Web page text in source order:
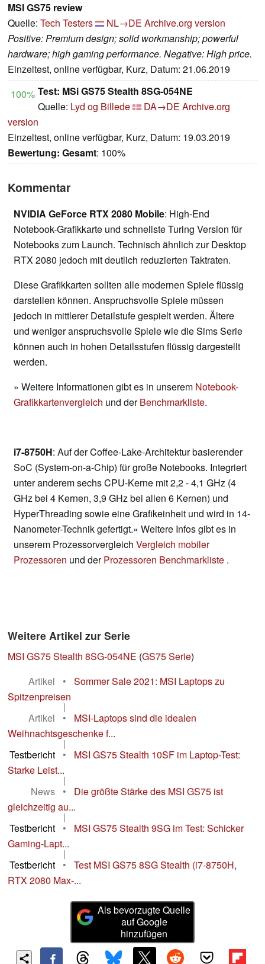
MSI GS75 review
Quelle: Tech Testers NL→DE Archive.org version
Positive: Premium design; solid workmanship; powerful
hardware; high gaming performance. Negative: High price.
Einzeltest, online verfügbar, Kurz, Datum: 21.06.2019
100% Test: MSi GS75 Stealth 8SG-054NE
Quelle: Lyd og Billede DA→DE Archive.org
version
Einzeltest, online verfügbar, Kurz, Datum: 19.03.2019
Bewertung: Gesamt: 100%
Kommentar
NVIDIA GeForce RTX 2080 Mobile: High-End
Notebook-Grafikkarte und schnellste Turing Version für
Notebooks zum Launch. Technisch ähnlich zur Desktop
RTX 2080 jedoch mit deutlich reduzierten Taktraten.
Diese Grafikkarten sollten alle modernen Spiele flüssig
darstellen können. Anspruchsvolle Spiele müssen
jedoch in mittlerer Detailstufe gespielt werden. Ältere
und weniger anspruchsvolle Spiele wie die Sims Serie
können auch in hohen Detailsstufen flüssig dargestellt
werden.
» Weitere Informationen gibt es in unserem Notebook-
Grafikkartenvergleich und derBenchmarkliste.
i7-8750H: Auf der Coffee-Lake-Architektur basierender
SoC (System-on-a-Chip) für große Notebooks. Integriert
unter anderem sechs CPU-Kerne mit 2,2 - 4,1 GHz (4
GHz bei 4 Kernen, 3,9 GHz bei allen 6 Kernen) und
HyperThreading sowie eine Grafikeinheit und wird in 14-
Nanometer-Technik gefertigt.» Weitere Infos gibt es in
unserem Prozessorvergleich Vergleich mobiler
Prozessoren und derProzessoren Benchmarkliste .
Weitere Artikel zur Serie
MSI GS75 Stealth 8SG-054NE (GS75 Serie)
Artikel
•
Sommer Sale 2021: MSI Laptops zu
Spitzenpreisen
|
Artikel
•
MSI-Laptops sind die idealen
Weihnachtsgeschenke f...
|
Testbericht
•
MSI GS75 Stealth 10SF im Laptop-Test:
Starke Leist...
|
News
•
Die größte Stärke des MSI GS75 ist
gleichzeitig au...
|
Testbericht
•
MSI GS75 Stealth 9SG im Test: Schicker
Gaming-Lapt...
|
Testbericht
•
Test MSI GS75 8SG Stealth (i7-8750H,
RTX 2080 Max-...
Als bevorzugte Quelle
auf Google
hinzufügen